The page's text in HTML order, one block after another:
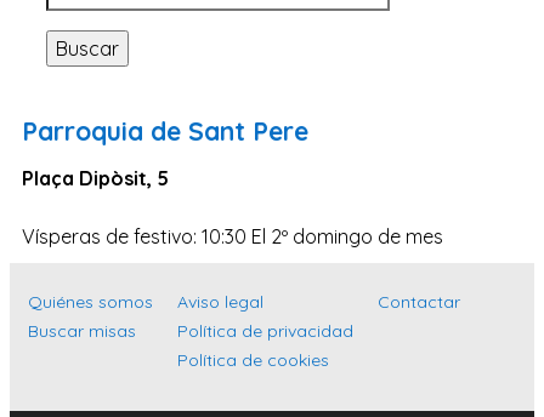
Valladolid
Sevilla
Santa Cruz de Tenerife
Cantabria
Islas Baleares
Málaga
Buscar
Parroquia de Sant Pere
Plaça Dipòsit, 5
Vísperas de festivo: 10:30 El 2º domingo de mes
Quiénes somos
Buscar misas
Aviso legal
Política de privacidad
Política de cookies
Contactar